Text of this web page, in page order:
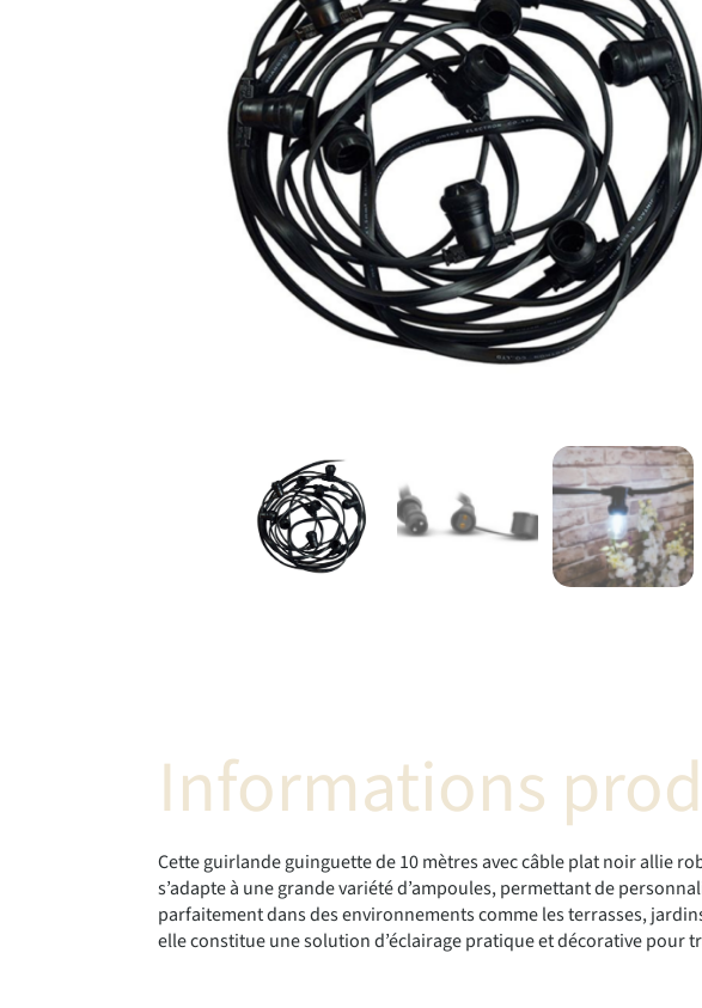
Informations
Cette guirlande guinguette de 10 mètres avec câble plat noir allie
s’adapte à une grande variété d’ampoules, permettant de
parfaitement dans des environnements comme les terrasses,
elle constitue une solution d’éclairage pratique et décorative pour